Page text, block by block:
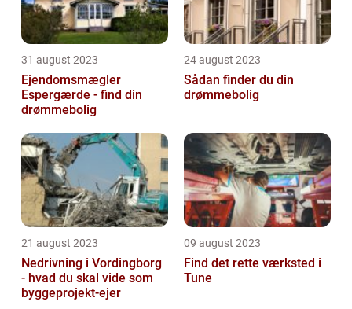
31 august 2023
Ejendomsmægler
Espergærde - find din
drømmebolig
24 august 2023
Sådan finder du din
drømmebolig
21 august 2023
Nedrivning i Vordingborg
- hvad du skal vide som
byggeprojekt-ejer
09 august 2023
Find det rette værksted i
Tune